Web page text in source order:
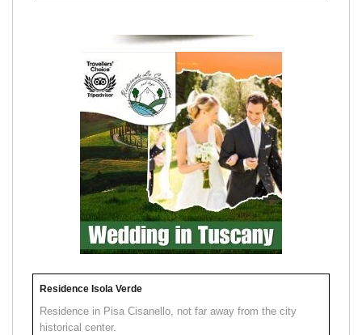
Residence Isola Verde
Residence in Pisa Cisanello, not far away from the city
historical center.